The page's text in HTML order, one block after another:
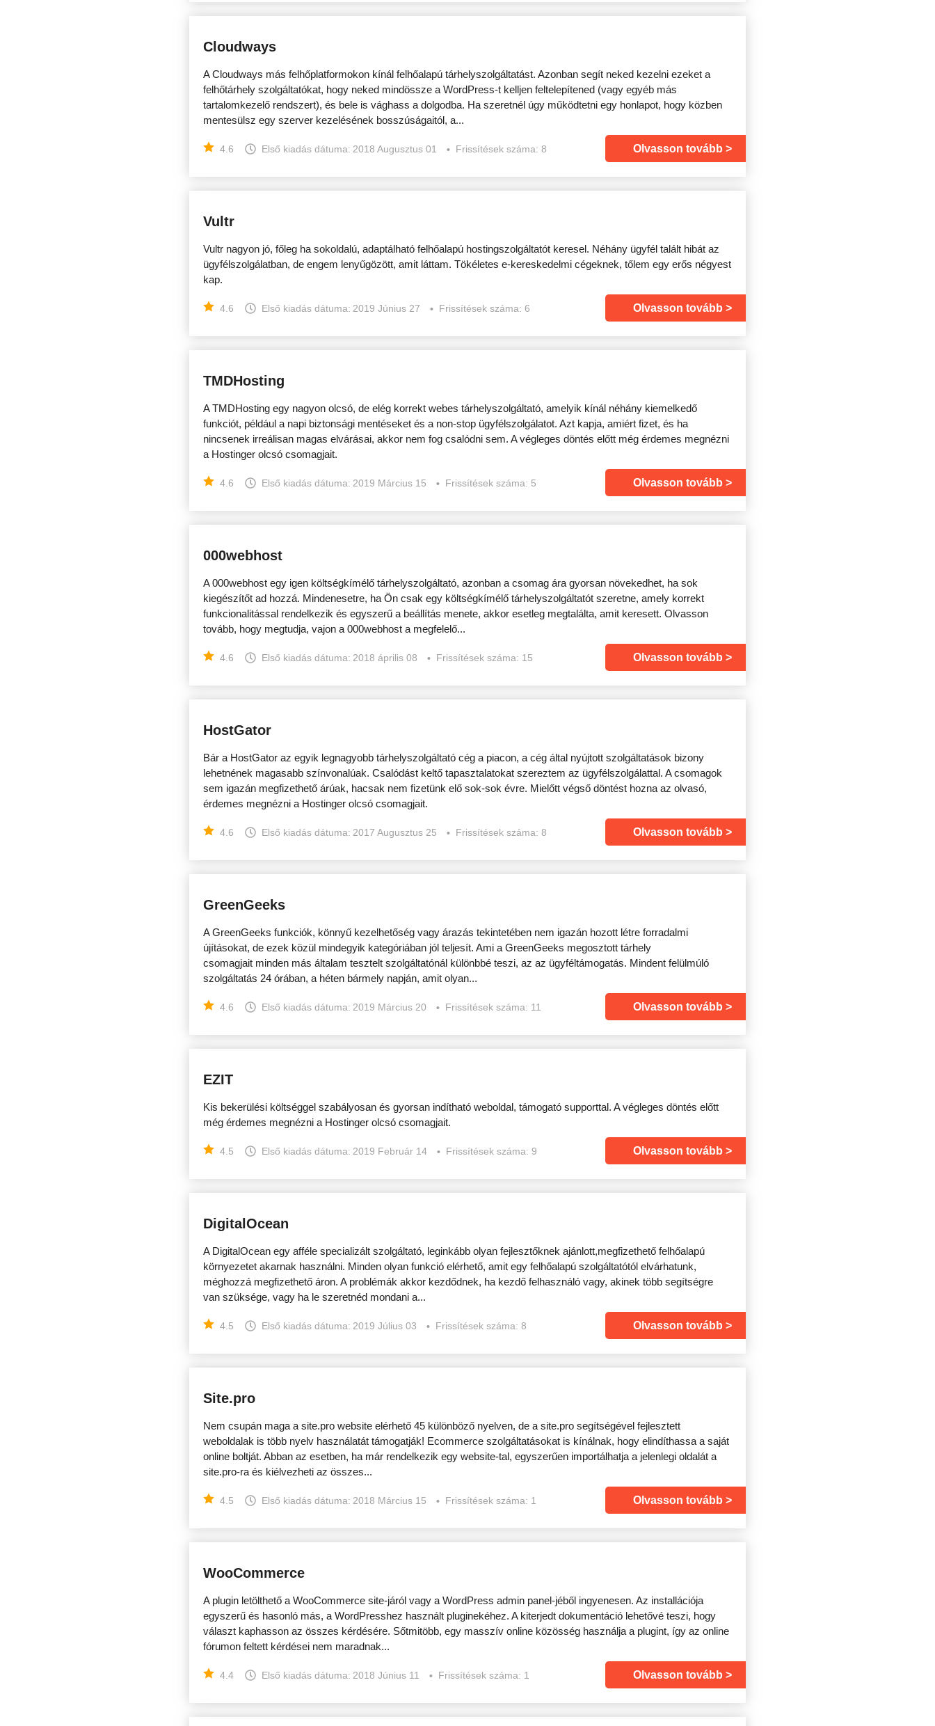
Cloudways
A Cloudways más felhőplatformokon kínál felhőalapú tárhelyszolgáltatást. Azonban segít neked kezelni ezeket a
felhőtárhely szolgáltatókat, hogy neked mindössze a WordPress-t kelljen feltelepítened (vagy egyéb más
tartalomkezelő rendszert), és bele is vághass a dolgodba. Ha szeretnél úgy működtetni egy honlapot, hogy közben
mentesülsz egy szerver kezelésének bosszúságaitól, a...
4.6 Első kiadás dátuma: 2018 Augusztus 01 Frissítések száma: 8 Olvasson tovább
Vultr
Vultr nagyon jó, főleg ha sokoldalú, adaptálható felhőalapú hostingszolgáltatót keresel. Néhány ügyfél talált hibát az
ügyfélszolgálatban, de engem lenyűgözött, amit láttam. Tökéletes e-kereskedelmi cégeknek, tőlem egy erős négyest
kap.
4.6 Első kiadás dátuma: 2019 Június 27 Frissítések száma: 6 Olvasson tovább
TMDHosting
A TMDHosting egy nagyon olcsó, de elég korrekt webes tárhelyszolgáltató, amelyik kínál néhány kiemelkedő
funkciót, például a napi biztonsági mentéseket és a non-stop ügyfélszolgálatot. Azt kapja, amiért fizet, és ha
nincsenek irreálisan magas elvárásai, akkor nem fog csalódni sem. A végleges döntés előtt még érdemes megnézni
a Hostinger olcsó csomagjait.
4.6 Első kiadás dátuma: 2019 Március 15 Frissítések száma: 5 Olvasson tovább
000webhost
A 000webhost egy igen költségkímélő tárhelyszolgáltató, azonban a csomag ára gyorsan növekedhet, ha sok
kiegészítőt ad hozzá. Mindenesetre, ha Ön csak egy költségkímélő tárhelyszolgáltatót szeretne, amely korrekt
funkcionalitással rendelkezik és egyszerű a beállítás menete, akkor esetleg megtalálta, amit keresett. Olvasson
tovább, hogy megtudja, vajon a 000webhost a megfelelő...
4.6 Első kiadás dátuma: 2018 április 08 Frissítések száma: 15 Olvasson tovább
HostGator
Bár a HostGator az egyik legnagyobb tárhelyszolgáltató cég a piacon, a cég által nyújtott szolgáltatások bizony
lehetnének magasabb színvonalúak. Csalódást keltő tapasztalatokat szereztem az ügyfélszolgálattal. A csomagok
sem igazán megfizethető árúak, hacsak nem fizetünk elő sok-sok évre. Mielőtt végső döntést hozna az olvasó,
érdemes megnézni a Hostinger olcsó csomagjait.
4.6 Első kiadás dátuma: 2017 Augusztus 25 Frissítések száma: 8 Olvasson tovább
GreenGeeks
A GreenGeeks funkciók, könnyű kezelhetőség vagy árazás tekintetében nem igazán hozott létre forradalmi
újításokat, de ezek közül mindegyik kategóriában jól teljesít. Ami a GreenGeeks megosztott tárhely
csomagjait minden más általam tesztelt szolgáltatónál különbbé teszi, az az ügyféltámogatás. Mindent felülmúló
szolgáltatás 24 órában, a héten bármely napján, amit olyan...
4.6 Első kiadás dátuma: 2019 Március 20 Frissítések száma: 11 Olvasson tovább
EZIT
Kis bekerülési költséggel szabályosan és gyorsan indítható weboldal, támogató supporttal. A végleges döntés előtt
még érdemes megnézni a Hostinger olcsó csomagjait.
4.5 Első kiadás dátuma: 2019 Február 14 Frissítések száma: 9 Olvasson tovább
DigitalOcean
A DigitalOcean egy afféle specializált szolgáltató, leginkább olyan fejlesztőknek ajánlott,megfizethető felhőalapú
környezetet akarnak használni. Minden olyan funkció elérhető, amit egy felhőalapú szolgáltatótól elvárhatunk,
méghozzá megfizethető áron. A problémák akkor kezdődnek, ha kezdő felhasználó vagy, akinek több segítségre
van szüksége, vagy ha le szeretnéd mondani a...
4.5 Első kiadás dátuma: 2019 Július 03 Frissítések száma: 8 Olvasson tovább
Site.pro
Nem csupán maga a site.pro website elérhető 45 különböző nyelven, de a site.pro segítségével fejlesztett
weboldalak is több nyelv használatát támogatják! Ecommerce szolgáltatásokat is kínálnak, hogy elindíthassa a saját
online boltját. Abban az esetben, ha már rendelkezik egy website-tal, egyszerűen importálhatja a jelenlegi oldalát a
site.pro-ra és kiélvezheti az összes...
4.5 Első kiadás dátuma: 2018 Március 15 Frissítések száma: 1 Olvasson tovább
WooCommerce
A plugin letölthető a WooCommerce site-járól vagy a WordPress admin panel-jéből ingyenesen. Az installációja
egyszerű és hasonló más, a WordPresshez használt pluginekéhez. A kiterjedt dokumentáció lehetővé teszi, hogy
választ kaphasson az összes kérdésére. Sőtmitöbb, egy masszív online közösség használja a plugint, így az online
fórumon feltett kérdései nem maradnak...
4.4 Első kiadás dátuma: 2018 Június 11 Frissítések száma: 1 Olvasson tovább